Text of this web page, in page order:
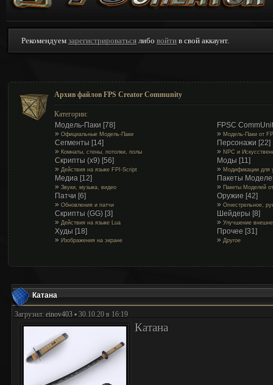
Рекомендуем зарегистрироваться либо войти в свой аккаунт.
Архив файлов FPS Creator Community
Категории:
Модель-Паки [78]
» Официальные Модель-Паки
FPSC
» Модель-Паки от
Сегменты [14]
» Комнаты, стены, потолки, полы
Персонажи [22]
» NPC и
Скрипты (x9) [56]
» Действия на языке FPI-Script
Моды [11]
» Модификации для
Медиа [12]
» Звуки, музыка, видео
Пакеты
» Пакеты Моделей
Патчи [6]
» Обновления и патчи
Оружие [42]
» Огнестрельное,
Скрипты (GG) [3]
» Действия на языке Lua
Шейдеры [8]
» Улучшение
Худы [18]
» Изображения на экране
Прочее [31]
» Другое
Катана
Загрузил: einov403 ▪ 30.10.20 в 16:19
Катана